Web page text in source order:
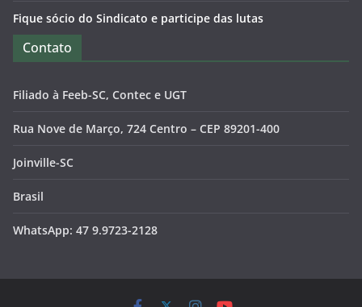
Fique sócio do Sindicato e participe das lutas
Contato
Filiado à Feeb-SC, Contec e UGT
Rua Nove de Março, 724 Centro – CEP 89201-400
Joinville-SC
Brasil
WhatsApp: 47 9.9723-2128